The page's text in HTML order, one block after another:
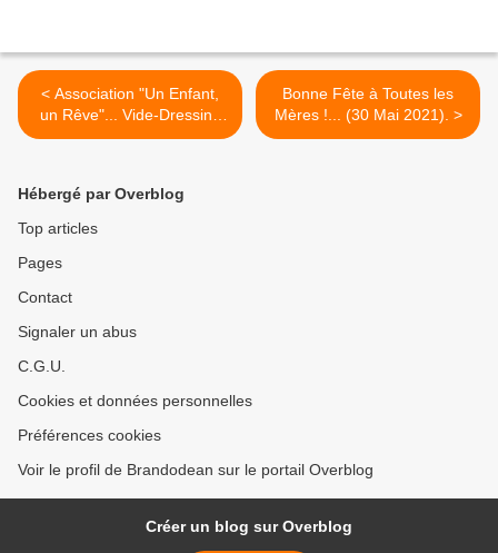
< Association "Un Enfant,
un Rêve"... Vide-Dressing
Solidaire (28 au 30 Mai
Bonne Fête à Toutes les
Mères !... (30 Mai 2021). >
Hébergé par Overblog
Top articles
Pages
Contact
Signaler un abus
C.G.U.
Cookies et données personnelles
Préférences cookies
Voir le profil de Brandodean sur le portail Overblog
Créer un blog sur Overblog